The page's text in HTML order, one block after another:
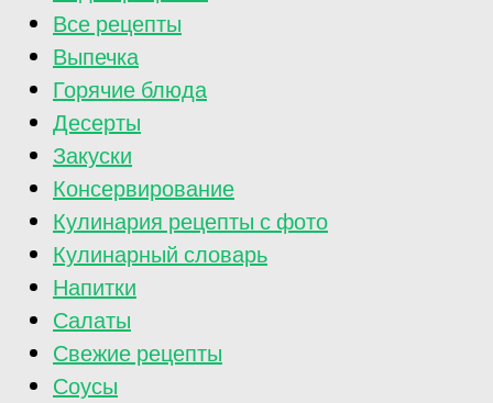
Все рецепты
Выпечка
Горячие блюда
Десерты
Закуски
Консервирование
Кулинария рецепты с фото
Кулинарный словарь
Напитки
Салаты
Свежие рецепты
Соусы